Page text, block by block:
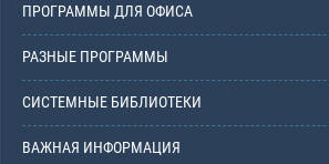
ПРОГРАММЫ ДЛЯ ОФИСА
РАЗНЫЕ ПРОГРАММЫ
СИСТЕМНЫЕ БИБЛИОТЕКИ
ВАЖНАЯ ИНФОРМАЦИЯ